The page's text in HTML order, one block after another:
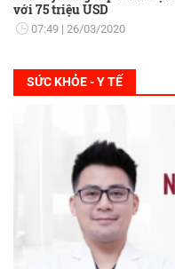
với 75 triệu USD
07:49 26/03/2020
SỨC KHỎE - Y TẾ